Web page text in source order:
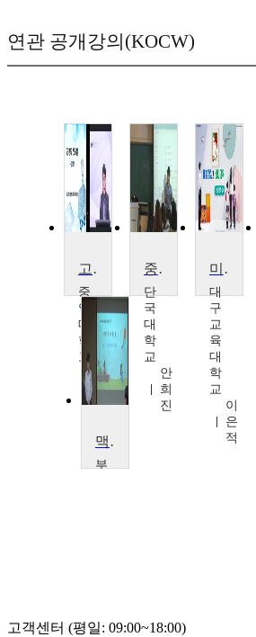
연관 공개강의(KOCW)
고전문학과 스토리텔링
중
앙
대
학
교
이
명
현
중국 고전명작 강독2
단
국
대
학
교
안
희
진
미술 감상과 비평 교육
대
구
교
육
대
학
교
이
은
적
맥락의 추론과 재구성
부
고객센터 (평일: 09:00~18:00)